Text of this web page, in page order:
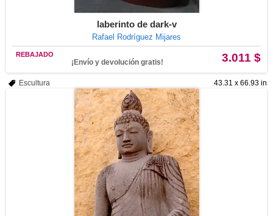
laberinto de dark-v
Rafael Rodríguez Mijares
3.011 $
REBAJADO
¡Envío y devolución gratis!
43.31 x 66.93 in
Escultura